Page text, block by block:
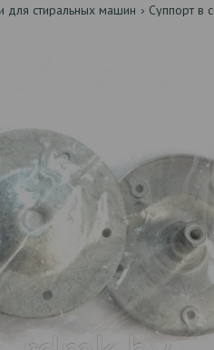
для стиральных машин Суппорт в